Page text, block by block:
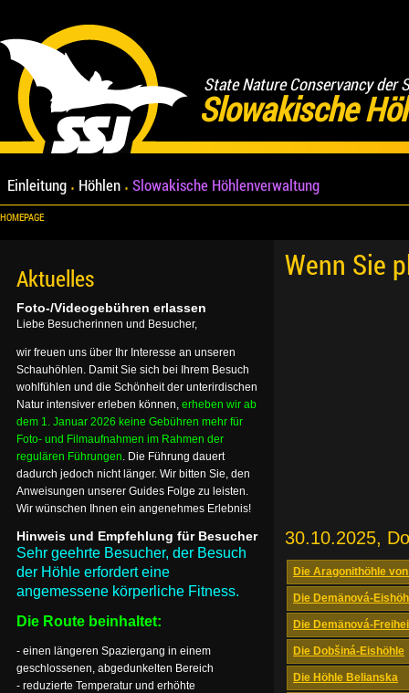
State Nature Conservancy der
Slowakische
Einleitung Höhlen Slowakische Höhlenverwaltung
HOMEPAGE
Wenn Sie
30.10.2025,
Die Aragonithöhle
Die Demänová-
Die Demänová-
Die Dobšiná-Eishöhle
Die Höhle Belianska
Aktuelles
Foto-/Videogebühren erlassen
Liebe Besucherinnen und Besucher,
wir freuen uns über Ihr Interesse an unseren
Schauhöhlen. Damit Sie sich bei Ihrem Besuch
wohlfühlen und die Schönheit der unterirdischen
Natur intensiver erleben können, erheben wir ab
dem 1. Januar 2026 keine Gebühren mehr für
Foto- und Filmaufnahmen im Rahmen der
regulären Führungen. Die Führung dauert
dadurch jedoch nicht länger. Wir bitten Sie, den
Anweisungen unserer Guides Folge zu leisten.
Wir wünschen Ihnen ein angenehmes Erlebnis!
Hinweis und Empfehlung für Besucher
Sehr geehrte Besucher, der Besuch
der Höhle erfordert eine
angemessene körperliche Fitness.
Die Route beinhaltet:
- einen längeren Spaziergang in einem
geschlossenen, abgedunkelten Bereich
- reduzierte Temperatur und erhöhte